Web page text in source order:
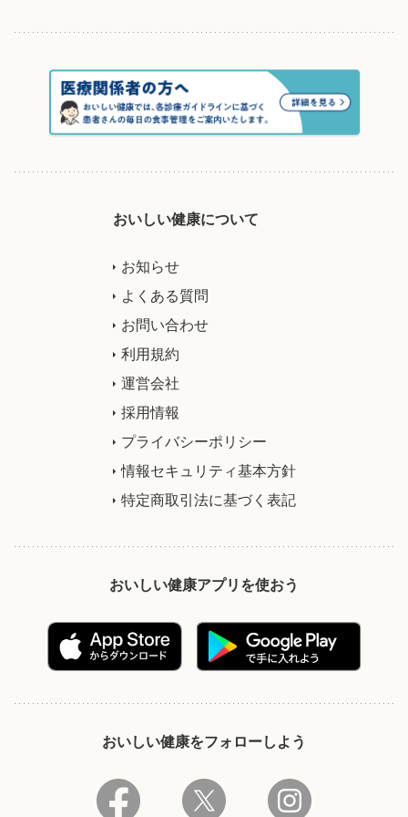
おいしい健康について
お知らせ
よくある質問
お問い合わせ
利用規約
運営会社
採用情報
プライバシーポリシー
情報セキュリティ基本方針
特定商取引法に基づく表記
おいしい健康アプリを使おう
おいしい健康をフォローしよう